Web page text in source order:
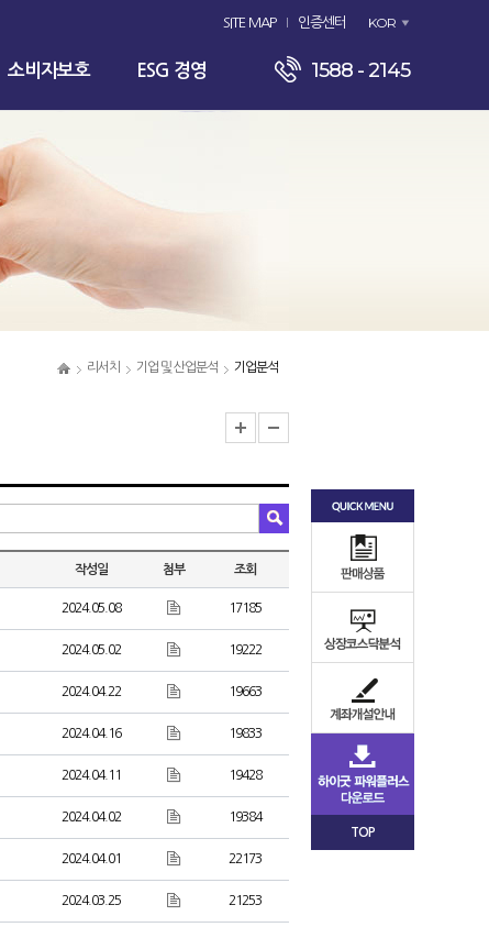
SITE MAP 인증센터 KOR
소비자보호 ESG 경영 1588 - 2145
리서치 기업 및 산업분석 기업분석
작성일 첨부 조회
2024.05.08 17185
2024.05.02 19222
2024.04.22 19663
2024.04.16 19833
2024.04.11 19428
2024.04.02 19384
2024.04.01 22173
2024.03.25 21253
TOP